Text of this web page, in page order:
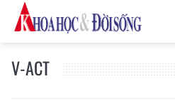
V-ACT